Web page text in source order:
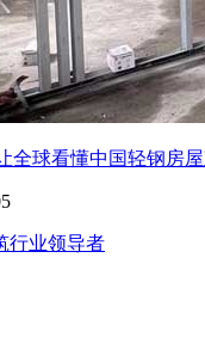
全球看懂中国轻钢房屋
行业领导者